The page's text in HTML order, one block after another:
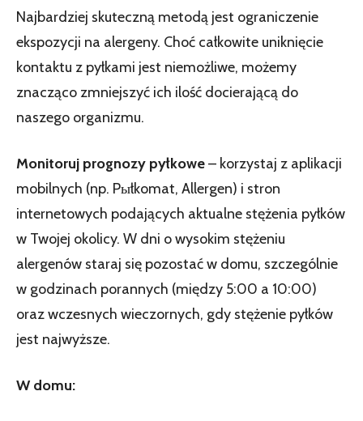
Najbardziej skuteczną metodą jest ograniczenie
ekspozycji na alergeny. Choć całkowite uniknięcie
kontaktu z pyłkami jest niemożliwe, możemy
znacząco zmniejszyć ich ilość docierającą do
naszego organizmu.
Monitoruj prognozy pyłkowe– korzystaj z aplikacji
mobilnych (np. Pыłkomat, Allergen) i stron
internetowych podających aktualne stężenia pyłków
w Twojej okolicy. W dni o wysokim stężeniu
alergenów staraj się pozostać w domu, szczególnie
w godzinach porannych (między 5:00 a 10:00)
oraz wczesnych wieczornych, gdy stężenie pyłków
jest najwyższe.
W domu: